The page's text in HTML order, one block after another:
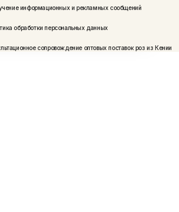
информационных и рекламных сообщений
обработки персональных данных
сопровождение оптовых поставок роз из Кении